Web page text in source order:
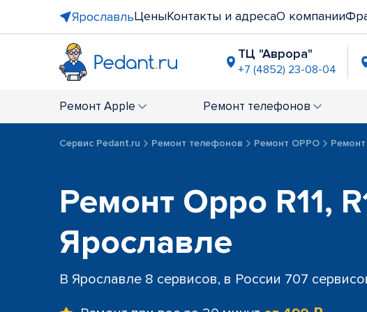
ЯрославльЦеныКонтакты и адресаО компании
ТЦ "Аврора"
+7 (4852) 23-08-04
+7 (4852) 23-02-62
Ремонт Apple Ремонт телефонов
Сервис Pedant.ru Ремонт телефонов Ремонт OPPO Ремонт
Ремонт Oppo R11,
Ярославле
В Ярославле 8 сервисов, в России 707